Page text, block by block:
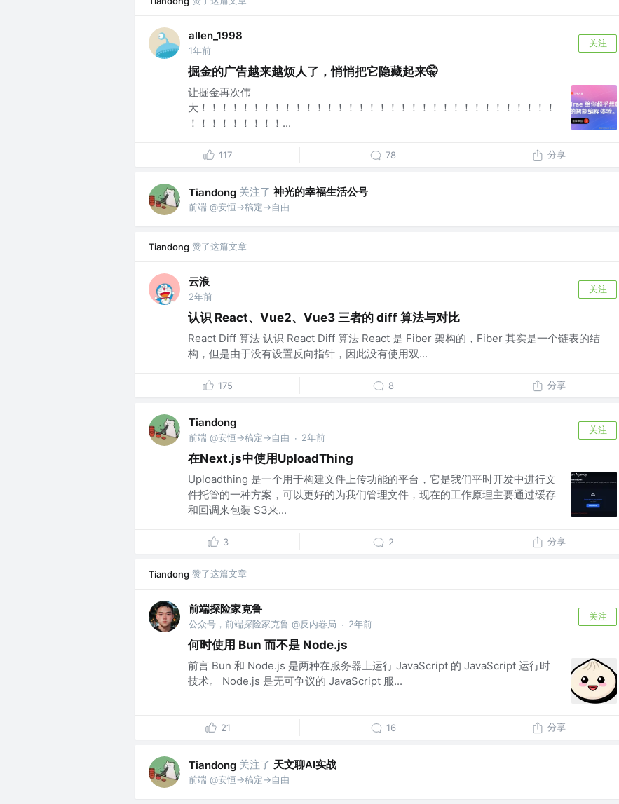
allen_1998
1年前
关注
掘金的广告越来越烦人了，悄悄把它隐藏起来🤫
让掘金再次伟
大！！！！！！！！！！！！！！！！！！！！！！！！！！！！！！！！！！
！！！！！！！！！...
117 78 分享
Tiandong 关注了 神光的幸福生活公号
前端 @安恒->稿定->自由
Tiandong 赞了这篇文章
云浪
2年前
关注
认识 React、Vue2、Vue3 三者的 diff 算法与对比
React Diff 算法 认识 React Diff 算法 React 是 Fiber 架构的，Fiber 其实是一个链表的结
构，但是由于没有设置反向指针，因此没有使用双...
175 8 分享
Tiandong
前端 @安恒->稿定->自由 · 2年前
关注
在Next.js中使用UploadThing
Uploadthing 是一个用于构建文件上传功能的平台，它是我们平时开发中进行文
件托管的一种方案，可以更好的为我们管理文件，现在的工作原理主要通过缓存
和回调来包装 S3来...
3 2 分享
Tiandong 赞了这篇文章
前端探险家克鲁
公众号，前端探险家克鲁 @反内卷局 · 2年前
关注
何时使用 Bun 而不是 Node.js
前言 Bun 和 Node.js 是两种在服务器上运行 JavaScript 的 JavaScript 运行时
技术。 Node.js 是无可争议的 JavaScript 服...
21 16 分享
Tiandong 关注了 天文聊AI实战
前端 @安恒->稿定->自由